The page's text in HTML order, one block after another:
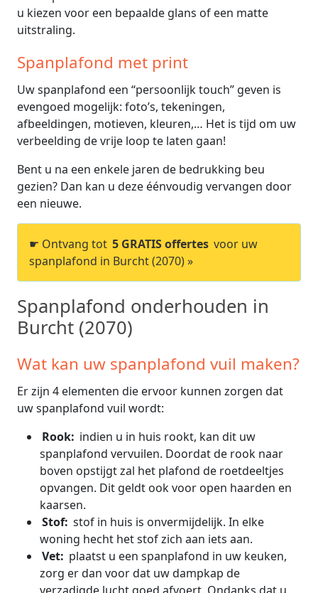
u kiezen voor een bepaalde glans of een matte
uitstraling.
Spanplafond met print
Uw spanplafond een “persoonlijk touch” geven is
evengoed mogelijk: foto’s, tekeningen,
afbeeldingen, motieven, kleuren,… Het is tijd om uw
verbeelding de vrije loop te laten gaan!
Bent u na een enkele jaren de bedrukking beu
gezien? Dan kan u deze éénvoudig vervangen door
een nieuwe.
☛ Ontvang tot 5 GRATIS offertes voor uw
spanplafond in Burcht (2070) »
Spanplafond onderhouden in
Burcht (2070)
Wat kan uw spanplafond vuil maken?
Er zijn 4 elementen die ervoor kunnen zorgen dat
uw spanplafond vuil wordt:
Rook: indien u in huis rookt, kan dit uw
spanplafond vervuilen. Doordat de rook naar
boven opstijgt zal het plafond de roetdeeltjes
opvangen. Dit geldt ook voor open haarden en
kaarsen.
Stof: stof in huis is onvermijdelijk. In elke
woning hecht het stof zich aan iets aan.
Vet: plaatst u een spanplafond in uw keuken,
zorg er dan voor dat uw dampkap de